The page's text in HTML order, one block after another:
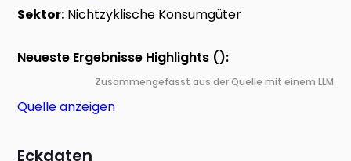
Sektor: Nichtzyklische Konsumgüter
Neueste Ergebnisse Highlights ():
Zusammengefasst aus der Quelle mit einem LLM
Quelle anzeigen
Eckdaten